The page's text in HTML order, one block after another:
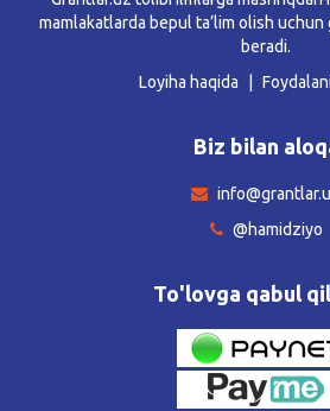
mamlakatlarda bepul ta’lim olish
beradi.
Loyiha haqida
Biz bilan
@hamidziyo
To'lovga qabul